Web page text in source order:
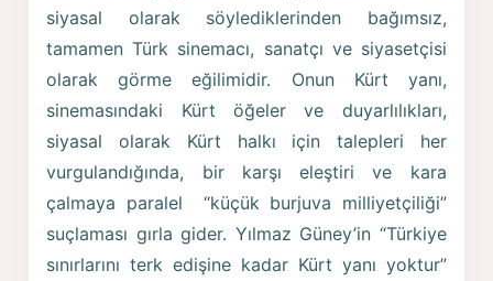
siyasal olarak söylediklerinden bağımsız,
tamamen Türk sinemacı, sanatçı ve siyasetçisi
olarak görme eğilimidir. Onun Kürt yanı,
sinemasındaki Kürt öğeler ve duyarlılıkları,
siyasal olarak Kürt halkı için talepleri her
vurgulandığında, bir karşı eleştiri ve kara
çalmaya paralel “küçük burjuva milliyetçiliği”
suçlaması gırla gider. Yılmaz Güney’in “Türkiye
sınırlarını terk edişine kadar Kürt yanı yoktur”